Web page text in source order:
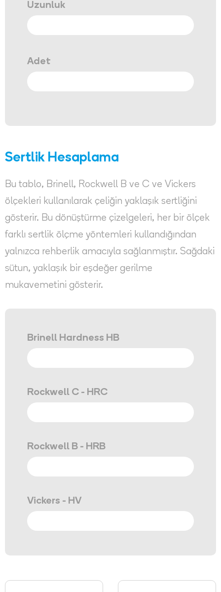
Uzunluk
Adet
Sertlik Hesaplama
Bu tablo, Brinell, Rockwell B ve C ve Vickers
ölçekleri kullanılarak çeliğin yaklaşık sertliğini
gösterir. Bu dönüştürme çizelgeleri, her bir ölçek
farklı sertlik ölçme yöntemleri kullandığından
yalnızca rehberlik amacıyla sağlanmıştır. Sağdaki
sütun, yaklaşık bir eşdeğer gerilme
mukavemetini gösterir.
Brinell Hardness HB
Rockwell C - HRC
Rockwell B - HRB
Vickers - HV